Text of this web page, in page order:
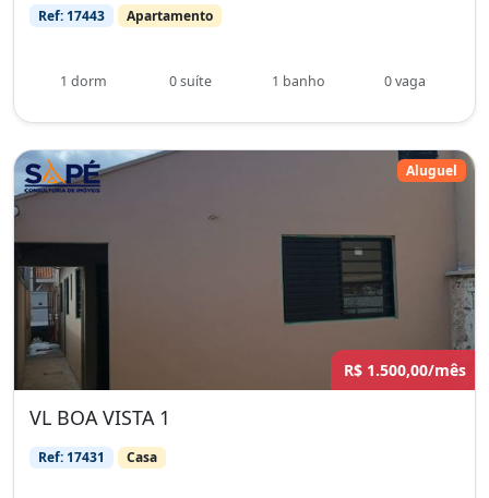
Ref: 17443 Apartamento
1 dorm 0 suíte 1 banho 0 vaga
Aluguel
R$ 1.500,00/mês
VL BOA VISTA 1
Ref: 17431 Casa